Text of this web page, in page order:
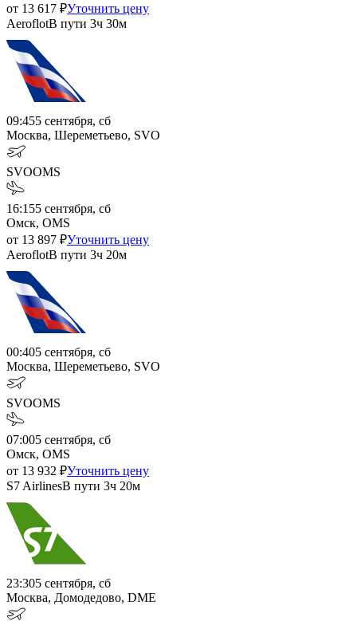
от 13 617 ₽Уточнить цену
AeroflotВ пути 3ч 30м
09:455 сентября, сб
Москва, Шереметьево, SVO
SVOOMS
16:155 сентября, сб
Омск, OMS
от 13 897 ₽Уточнить цену
AeroflotВ пути 3ч 20м
00:405 сентября, сб
Москва, Шереметьево, SVO
SVOOMS
07:005 сентября, сб
Омск, OMS
от 13 932 ₽Уточнить цену
S7 AirlinesВ пути 3ч 20м
23:305 сентября, сб
Москва, Домодедово, DME